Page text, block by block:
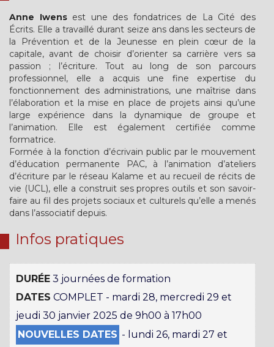
Anne Iwensest une des fondatrices de La Cité des
Écrits. Elle a travaillé durant seize ans dans les secteurs de
la Prévention et de la Jeunesse en plein cœur de la
capitale, avant de choisir d’orienter sa carrière vers sa
passion ; l’écriture. Tout au long de son parcours
professionnel, elle a acquis une fine expertise du
fonctionnement des administrations, une maîtrise dans
l’élaboration et la mise en place de projets ainsi qu’une
large expérience dans la dynamique de groupe et
l’animation. Elle est également certifiée comme
formatrice.
Formée à la fonction d’écrivain public par le mouvement
d’éducation permanente PAC, à l’animation d’ateliers
d’écriture par le réseau Kalame et au recueil de récits de
vie (UCL), elle a construit ses propres outils et son savoir-
faire au fil des projets sociaux et culturels qu’elle a menés
dans l’associatif depuis.
Infos pratiques
DURÉE 3 journées de formation
DATES COMPLET - mardi 28, mercredi 29 et
jeudi 30 janvier 2025 de 9h00 à 17h00
NOUVELLES DATES - lundi 26, mardi 27 et